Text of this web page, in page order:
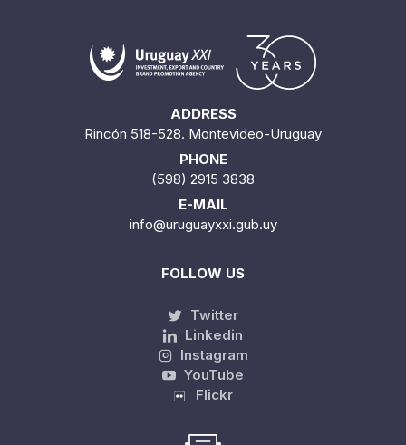
ADDRESS
Rincón 518-528. Montevideo-Uruguay
PHONE
(598) 2915 3838
E-MAIL
info@uruguayxxi.gub.uy
FOLLOW US
Twitter
Linkedin
Instagram
YouTube
Flickr